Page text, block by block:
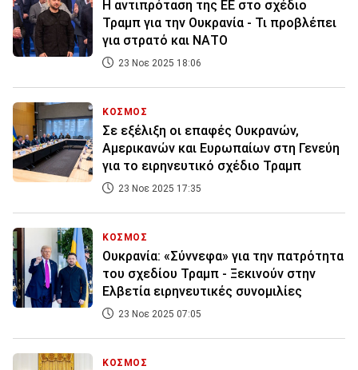
Η αντιπρόταση της ΕΕ στο σχέδιο
Τραμπ για την Ουκρανία - Τι προβλέπει
για στρατό και ΝΑΤΟ
23 Νοε 2025 18:06
ΚΟΣΜΟΣ
Σε εξέλιξη οι επαφές Ουκρανών,
Αμερικανών και Ευρωπαίων στη Γενεύη
για το ειρηνευτικό σχέδιο Τραμπ
23 Νοε 2025 17:35
ΚΟΣΜΟΣ
Ουκρανία: «Σύννεφα» για την πατρότητα
του σχεδίου Τραμπ - Ξεκινούν στην
Ελβετία ειρηνευτικές συνομιλίες
23 Νοε 2025 07:05
ΚΟΣΜΟΣ